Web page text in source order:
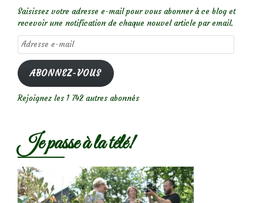
Saisissez votre adresse e-mail pour vous abonner à ce blog et
recevoir une notification de chaque nouvel article par email.
Adresse
e-
mail
ABONNEZ-VOUS
Rejoignez les 1 742 autres abonnés
Je passe à la télé!